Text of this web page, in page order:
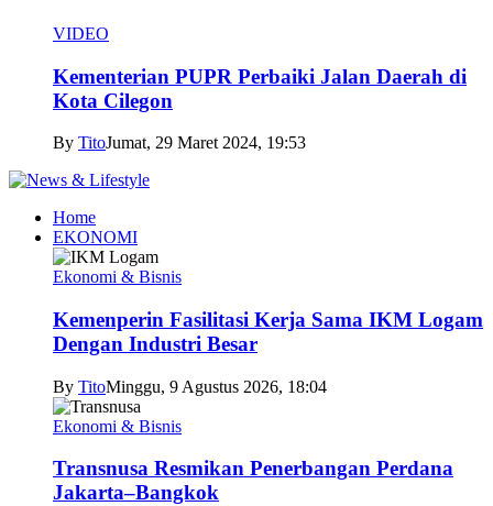
VIDEO
Kementerian PUPR Perbaiki Jalan Daerah di
Kota Cilegon
By TitoJumat, 29 Maret 2024, 19:53
Home
EKONOMI
Ekonomi & Bisnis
Kemenperin Fasilitasi Kerja Sama IKM Logam
Dengan Industri Besar
By TitoMinggu, 9 Agustus 2026, 18:04
Ekonomi & Bisnis
Transnusa Resmikan Penerbangan Perdana
Jakarta–Bangkok